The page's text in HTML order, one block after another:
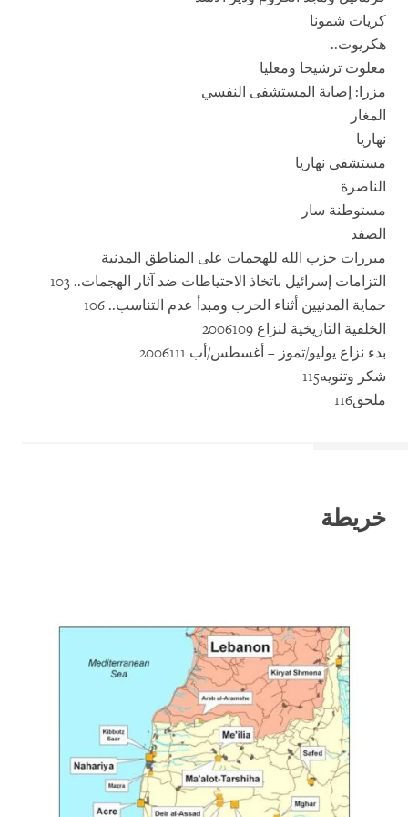
كريات شمونا
هكريوت..
معلوت ترشيحا ومعليا
مزرا: إصابة المستشفى النفسي
المغار
نهاريا
مستشفى نهاريا
الناصرة
مستوطنة سار
الصفد
مبررات حزب الله للهجمات على المناطق المدنية
التزامات إسرائيل باتخاذ الاحتياطات ضد آثار الهجمات.. 103
حماية المدنيين أثناء الحرب ومبدأ عدم التناسب.. 106
الخلفية التاريخية لنزاع 2006109
بدء نزاع يوليو/تموز – أغسطس/أب 2006111
شكر وتنويه115
ملحق116
خريطة